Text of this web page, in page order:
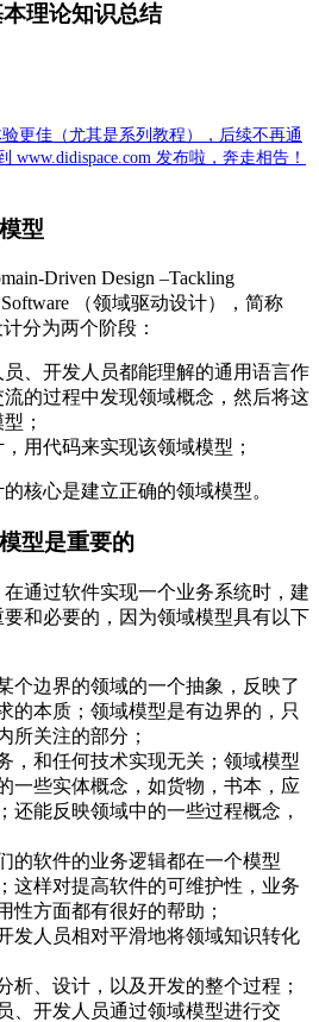
理论知识总结
更佳（尤其是系列教程），后续不再通
www.didispace.com 发布啦，奔走相告！
型
Driven Design –Tackling
Software （领域驱动设计），简称
分为两个阶段：
、开发人员都能理解的通用语言作
的过程中发现领域概念，然后将这
；
用代码来实现该领域模型；
核心是建立正确的领域模型。
型是重要的
通过软件实现一个业务系统时，建
和必要的，因为领域模型具有以下
个边界的领域的一个抽象，反映了
的本质；领域模型是有边界的，只
所关注的部分；
，和任何技术实现无关；领域模型
一些实体概念，如货物，书本，应
还能反映领域中的一些过程概念，
的软件的业务逻辑都在一个模型
这样对提高软件的可维护性，业务
性方面都有很好的帮助；
发人员相对平滑地将领域知识转化
析、设计，以及开发的整个过程；
、开发人员通过领域模型进行交